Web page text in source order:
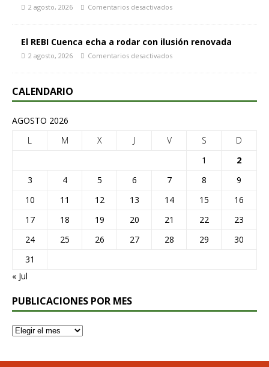
2 agosto, 2026 Comentarios desactivados
El REBI Cuenca echa a rodar con ilusión renovada
2 agosto, 2026 Comentarios desactivados
CALENDARIO
AGOSTO 2026
L
M X J V S
D
1
2
3
4 5 6 7 8
9
10
11 12 13 14 15
16
17
18 19 20 21 22
23
24
25 26 27 28 29
30
31
« Jul
PUBLICACIONES POR MES